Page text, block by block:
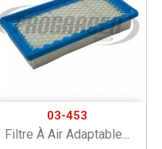
03-453
Filtre À Air Adaptable...